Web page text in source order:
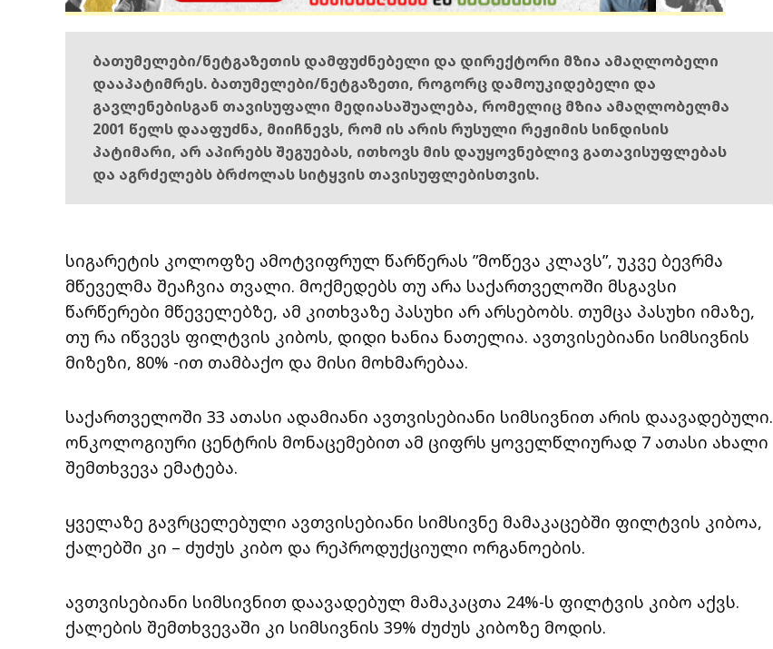
ბათუმელები/ნეტგაზეთის დამფუძნებელი და დირექტორი მზია ამაღლობელი
დააპატიმრეს. ბათუმელები/ნეტგაზეთი, როგორც დამოუკიდებელი და
გავლენებისგან თავისუფალი მედიასაშუალება, რომელიც მზია ამაღლობელმა
2001 წელს დააფუძნა, მიიჩნევს, რომ ის არის რუსული რეჟიმის სინდისის
პატიმარი, არ აპირებს შეგუებას, ითხოვს მის დაუყოვნებლივ გათავისუფლებას
და აგრძელებს ბრძოლას სიტყვის თავისუფლებისთვის.
სიგარეტის კოლოფზე ამოტვიფრულ წარწერას ”მოწევა კლავს”, უკვე ბევრმა
მწეველმა შეაჩვია თვალი. მოქმედებს თუ არა საქართველოში მსგავსი
წარწერები მწეველებზე, ამ კითხვაზე პასუხი არ არსებობს. თუმცა პასუხი იმაზე,
თუ რა იწვევს ფილტვის კიბოს, დიდი ხანია ნათელია. ავთვისებიანი სიმსივნის
მიზეზი, 80% -ით თამბაქო და მისი მოხმარებაა.
საქართველოში 33 ათასი ადამიანი ავთვისებიანი სიმსივნით არის დაავადებული.
ონკოლოგიური ცენტრის მონაცემებით ამ ციფრს ყოველწლიურად 7 ათასი ახალი
შემთხვევა ემატება.
ყველაზე გავრცელებული ავთვისებიანი სიმსივნე მამაკაცებში ფილტვის კიბოა,
ქალებში კი – ძუძუს კიბო და რეპროდუქციული ორგანოების.
ავთვისებიანი სიმსივნით დაავადებულ მამაკაცთა 24%-ს ფილტვის კიბო აქვს.
ქალების შემთხვევაში კი სიმსივნის 39% ძუძუს კიბოზე მოდის.